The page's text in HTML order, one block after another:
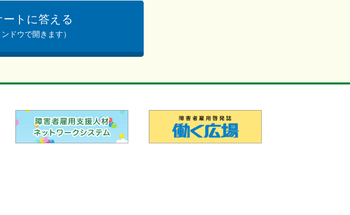
ートに答える
ンドウで開きます）